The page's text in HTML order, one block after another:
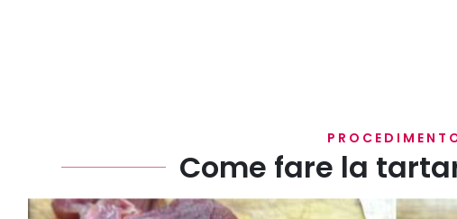
Come fare la
Tagliate il tonno in piccoli quadratini.